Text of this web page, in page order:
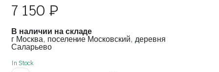
7 150 ₽
В наличии на складе
г Москва, поселение Московский, деревня
Саларьево
In Stock